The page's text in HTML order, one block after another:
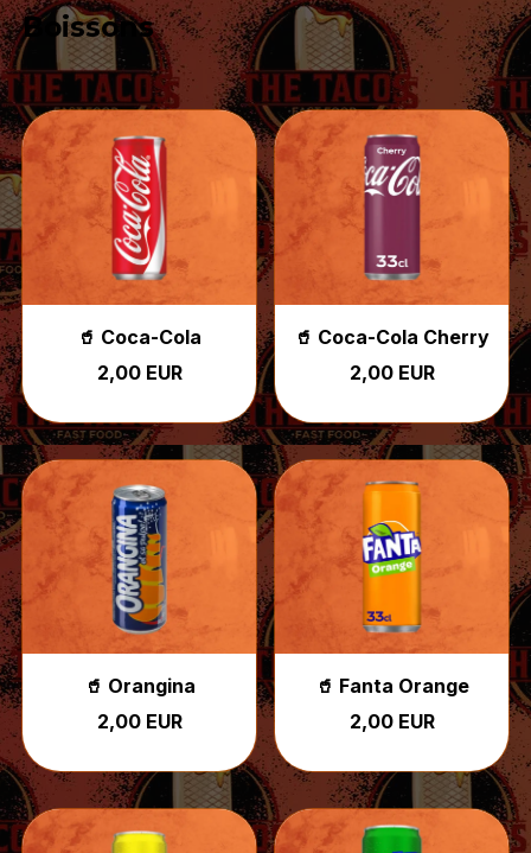
Boissons
🥤 Coca-Cola
2,00 EUR
🥤 Coca-Cola Cherry
2,00 EUR
🥤 Orangina
2,00 EUR
🥤 Fanta Orange
2,00 EUR